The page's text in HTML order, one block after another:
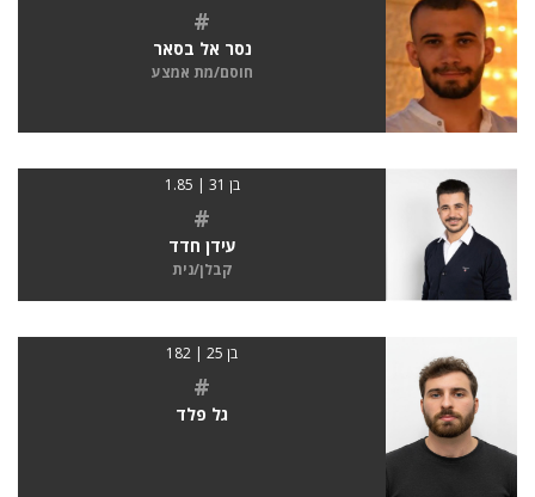
#
נסר אל בסאר
חוסם/מת אמצע
בן 31 | 1.85
#
עידן חדד
קבלן/נית
בן 25 | 182
#
גל פלד